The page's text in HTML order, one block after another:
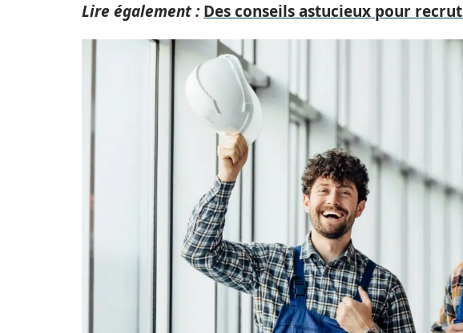
Lire également : Des conseils astucieux pour